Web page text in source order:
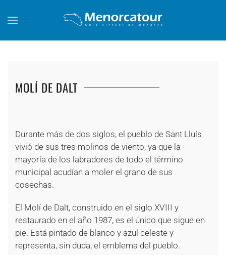
Skip to main content
MOLÍ DE DALT
Durante más de dos siglos, el pueblo de Sant Lluís
vivió de sus tres molinos de viento, ya que la
mayoría de los labradores de todo el término
municipal acudían a moler el grano de sus
cosechas.
El Molí de Dalt, construido en el siglo XVIII y
restaurado en el año 1987, es el único que sigue en
pie. Está pintado de blanco y azul celeste y
representa, sin duda, el emblema del pueblo.